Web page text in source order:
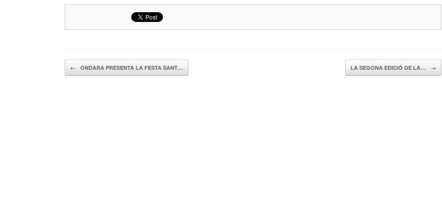
Navegador de artículos
← ONDARA PRESENTA LA FESTA SANT… LA SEGONA EDICIÓ DE LA… →